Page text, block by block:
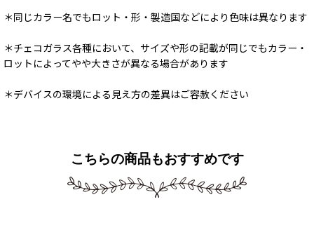
＊同じカラー名でもロット・形・製造国などにより色味は異なります
＊チェコガラス各種において、サイズや形の記載が同じでもカラー・
ロットによってやや大きさが異なる場合があります
＊デバイスの環境による見え方の差異はご容赦ください
こちらの商品もおすすめです